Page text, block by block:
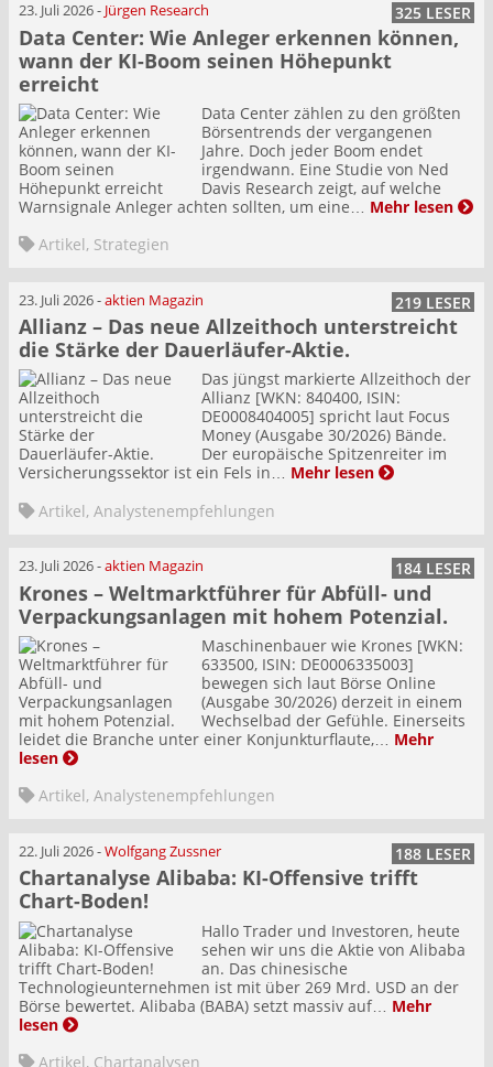
23. Juli 2026- Jürgen Research 325 LESER
Data Center: Wie Anleger erkennen können,
wann der KI-Boom seinen Höhepunkt
erreicht
Data Center zählen zu den größten
Börsentrends der vergangenen
Jahre. Doch jeder Boom endet
irgendwann. Eine Studie von Ned
Davis Research zeigt, auf welche
Warnsignale Anleger achten sollten, um eine… Mehr lesen
Artikel, Strategien
23. Juli 2026-aktien Magazin 219 LESER
Allianz – Das neue Allzeithoch unterstreicht
die Stärke der Dauerläufer-Aktie.
Das jüngst markierte Allzeithoch der
Allianz [WKN: 840400, ISIN:
DE0008404005] spricht laut Focus
Money (Ausgabe 30/2026) Bände.
Der europäische Spitzenreiter im
Versicherungssektor ist ein Fels in… Mehr lesen
Artikel, Analystenempfehlungen
23. Juli 2026-aktien Magazin 184 LESER
Krones – Weltmarktführer für Abfüll- und
Verpackungsanlagen mit hohem Potenzial.
Maschinenbauer wie Krones [WKN:
633500, ISIN: DE0006335003]
bewegen sich laut Börse Online
(Ausgabe 30/2026) derzeit in einem
Wechselbad der Gefühle. Einerseits
leidet die Branche unter einer Konjunkturflaute,… Mehr
lesen
Artikel, Analystenempfehlungen
22. Juli 2026-Wolfgang Zussner 188 LESER
Chartanalyse Alibaba: KI-Offensive trifft
Chart-Boden!
Hallo Trader und Investoren, heute
sehen wir uns die Aktie von Alibaba
an. Das chinesische
Technologieunternehmen ist mit über 269 Mrd. USD an der
Börse bewertet. Alibaba (BABA) setzt massiv auf… Mehr
lesen
Artikel, Chartanalysen